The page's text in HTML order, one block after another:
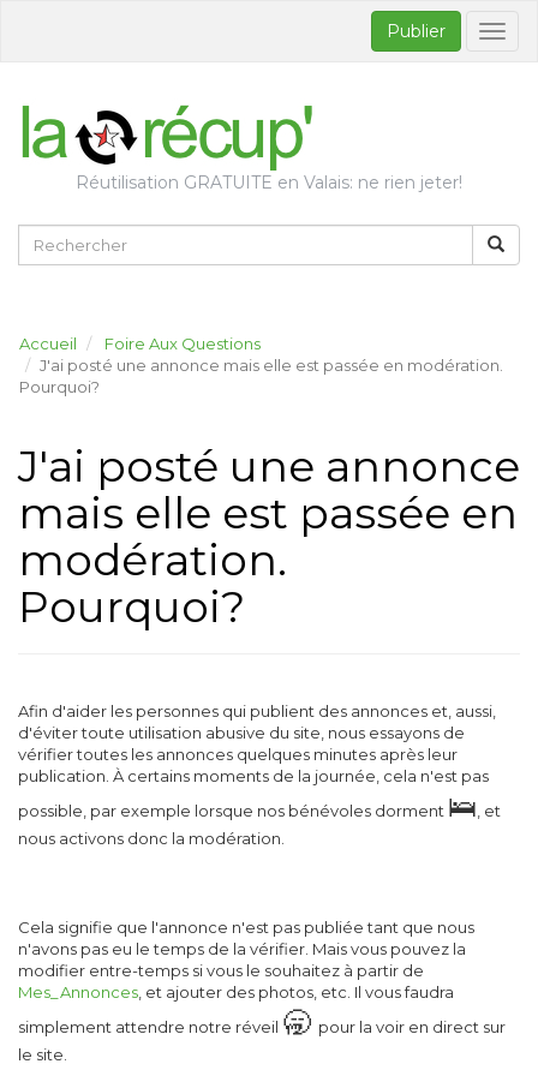
Publier
Réutilisation GRATUITE en Valais: ne rien jeter!
Accueil
Foire Aux Questions
J'ai posté une annonce mais elle est passée en modération.
Pourquoi?
J'ai posté une annonce
mais elle est passée en
modération.
Pourquoi?
Afin d'aider les personnes qui publient des annonces et, aussi,
d'éviter toute utilisation abusive du site, nous essayons de
vérifier toutes les annonces quelques minutes après leur
publication. À certains moments de la journée, cela n'est pas
possible, par exemple lorsque nos bénévoles dorment 🛌 , et
nous activons donc la modération.
Cela signifie que l'annonce n'est pas publiée tant que nous
n'avons pas eu le temps de la vérifier. Mais vous pouvez la
modifier entre-temps si vous le souhaitez à partir de
Mes_Annonces , et ajouter des photos, etc. Il vous faudra
simplement attendre notre réveil 🥱 pour la voir en direct sur
le site.